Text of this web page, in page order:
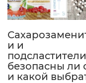
и и
безопасны ли
и какой